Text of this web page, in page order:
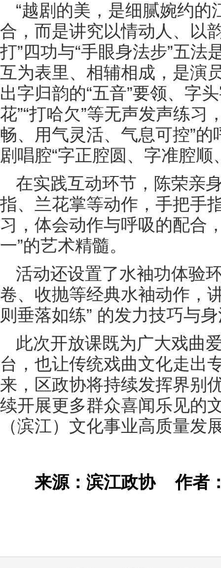
“越剧的美，是细腻婉约
合，而是讲究以情动人、以
打”四功与“手眼身法步”五
互为表里、相辅相成，是演
出字归韵的“五音”要领、字
花”“打哈欠”等无声发声练习
畅、用气灵活、气息可控”
剧唱腔“字正腔圆、字准腔
在实践互动环节，陈荣亲
指、兰花掌等动作，手把手
习，体会动作与呼吸的配合
一”的艺术精髓。
活动还设置了水袖功体验
卷、收抛等经典水袖动作，
则垂落如练” 的发力技巧与
此次开放课既为广大戏曲
台，也让传统戏曲文化走出
来，区政协将持续发挥界别
续开展更多群众喜闻乐见的
（滨江）文化事业高质量发
来源：滨江政协作者